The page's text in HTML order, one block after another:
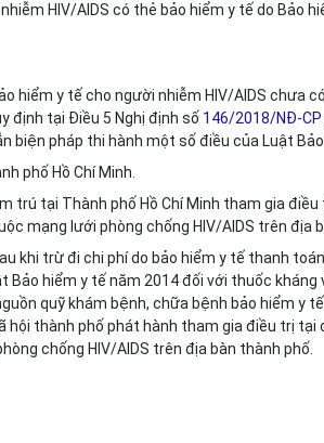
H V/AIDS có thẻ bảo hiểm y tế do Bảo
hiểm y tế cho người nhiễm HIV/AIDS chưa
định tại Điều 5 Nghị định số 146/2018/NĐ-CP
biện pháp thi hành một số điều của Luật
phố Hồ Chí Minh.
trú tại Thành phố Hồ Chí Minh tham gia điều
mạng lưới phòng chống H V/AIDS trên địa
khi trừ đi chi phí do bảo hiểm y tế thanh
Bảo hiểm y tế năm 2014 đối với thuốc
quỹ khám bệnh, chữa bệnh bảo hiểm y
hội thành phố phát hành tham gia điều trị tại
chống H V/AIDS trên địa bàn thành phố.